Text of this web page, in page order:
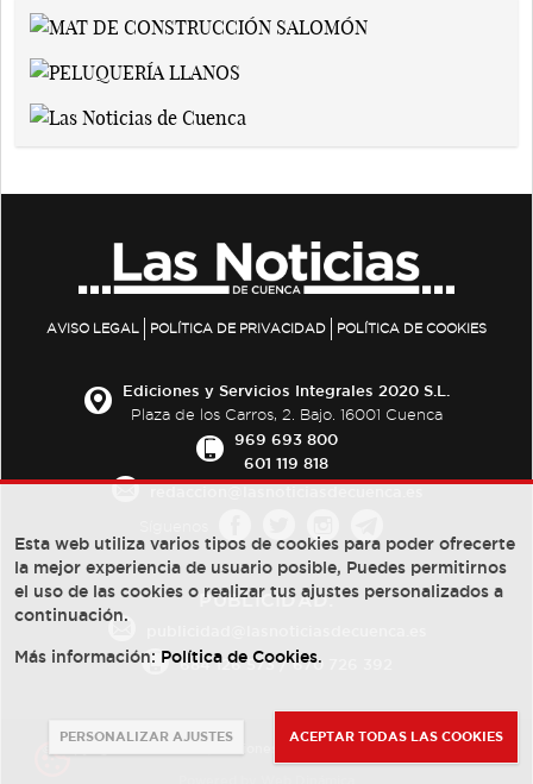
AVISO LEGAL POLÍTICA DE PRIVACIDAD POLÍTICA DE COOKIES
Ediciones y Servicios Integrales 2020 S.L.
Plaza de los Carros, 2. Bajo. 16001 Cuenca
969 693 800
601 119 818
PUBLICIDAD:
684 126 573/670 726 392
Esta web utiliza varios tipos de cookies para poder ofrecerte
la mejor experiencia de usuario posible, Puedes permitirnos
el uso de las cookies o realizar tus ajustes personalizados a
continuación.
Más información: Política de Cookies.
PERSONALIZAR AJUSTES ACEPTAR TODAS LAS COOKIES